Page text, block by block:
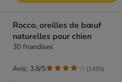
Rocco, oreilles de bœuf
naturelles pour chien
30 friandises
Avis: 3.8/5 (1455)